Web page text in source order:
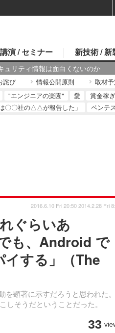
ュリティ情報は面白くないのか
講演 / セミナー 新技術 / 新
詫び 情報公開原則 取材
"エンジニアの楽園" 愛 賞金稼ぎ
〇〇社の△△が報告した」
ペンテ
ぐらいあ
も、Android で
する」（The
顕著に示すだろうと思われた。
そうだということだった。
2016.6.10 Fri 20:50 2014.2.28 Fri
33